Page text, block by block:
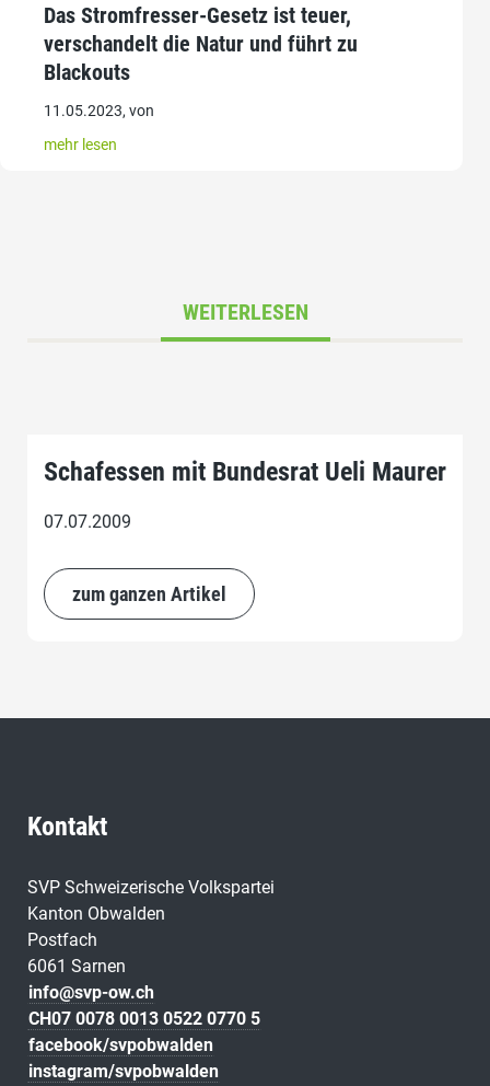
Das Stromfresser-Gesetz ist teuer,
verschandelt die Natur und führt zu
Blackouts
11.05.2023, von
mehr lesen
WEITERLESEN
Schafessen mit Bundesrat Ueli Maurer
07.07.2009
zum ganzen Artikel
Kontakt
SVP Schweizerische Volkspartei
Kanton Obwalden
Postfach
6061 Sarnen
info@svp-ow.ch
CH07 0078 0013 0522 0770 5
facebook/svpobwalden
instagram/svpobwalden